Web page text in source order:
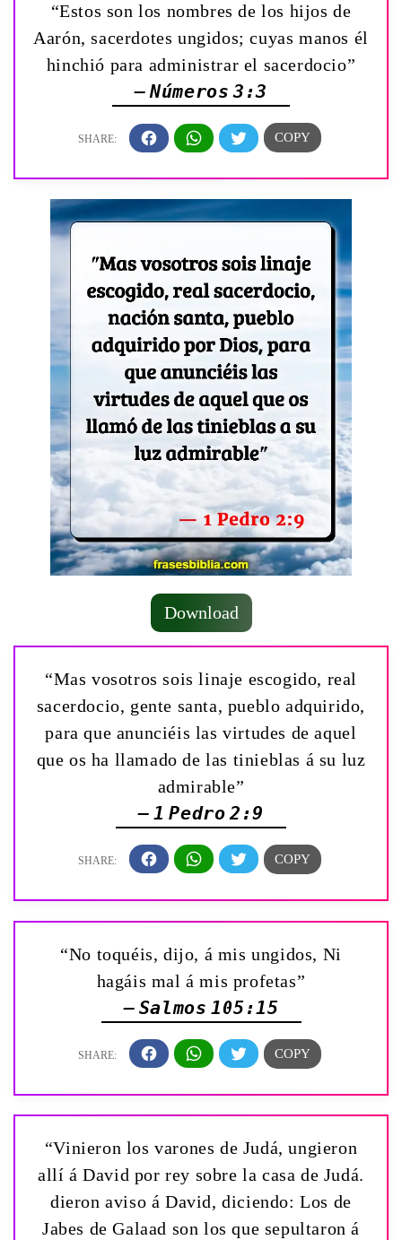
“Estos son los nombres de los hijos de
Aarón, sacerdotes ungidos; cuyas manos él
hinchió para administrar el sacerdocio”
— Números 3:3
Download
“Mas vosotros sois linaje escogido, real
sacerdocio, gente santa, pueblo adquirido,
para que anunciéis las virtudes de aquel
que os ha llamado de las tinieblas á su luz
admirable”
— 1 Pedro 2:9
“No toquéis, dijo, á mis ungidos, Ni
hagáis mal á mis profetas”
— Salmos 105:15
“Vinieron los varones de Judá, ungieron
allí á David por rey sobre la casa de Judá.
dieron aviso á David, diciendo: Los de
Jabes de Galaad son los que sepultaron á